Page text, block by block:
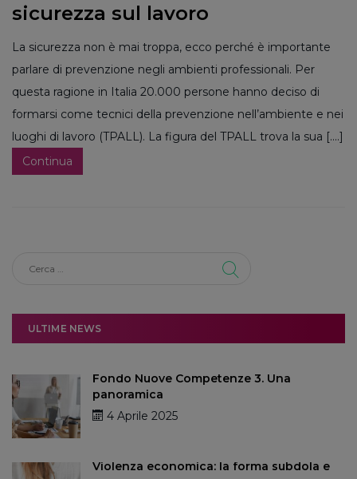
sicurezza sul lavoro
La sicurezza non è mai troppa, ecco perché è importante
parlare di prevenzione negli ambienti professionali. Per
questa ragione in Italia 20.000 persone hanno deciso di
formarsi come tecnici della prevenzione nell’ambiente e nei
luoghi di lavoro (TPALL). La figura del TPALL trova la sua [....]
Continua
ULTIME NEWS
Fondo Nuove Competenze 3. Una
panoramica
4 Aprile 2025
Violenza economica: la forma subdola e